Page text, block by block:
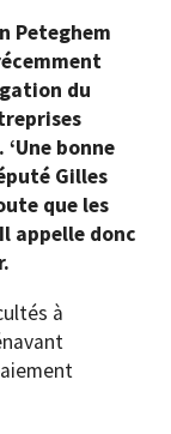
Peteghem
du
bonne
Gilles
que les
appelle donc
à